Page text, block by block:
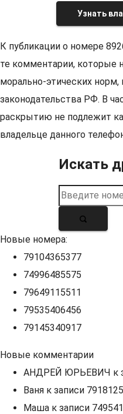
Узнать
К публикации о номере
те комментарии, которые
морально-этических
законодательства РФ. В
раскрытию не подлежит
владельце данного
Искать
Новые номера:
79104365377
74996485575
79649115511
79535406456
79145340917
Новые комментарии
АНДРЕЙ ЮРЬЕВИЧ к
Ваня к записи
Маша к записи